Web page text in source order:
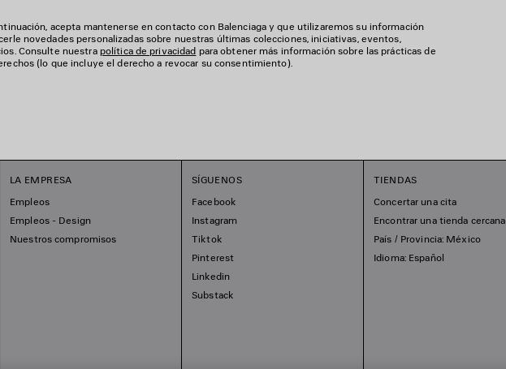
acepta mantenerse en contacto con Balenciaga y que utilizaremos su información
novedades personalizadas sobre nuestras últimas colecciones, iniciativas, eventos,
Consulte nuestrapolítica de privacidad para obtener más información sobre las prácticas de
(lo que incluye el derecho a revocar su consentimiento).
LA EMPRESA
Empleos
Empleos - Design
Nuestros compromisos
SÍGUENOS
Facebook
Instagram
Tiktok
Pinterest
Linkedin
Substack
TIENDAS
Concertar una cita
Encontrar una tienda cercana
País / Provincia: México
Idioma: Español